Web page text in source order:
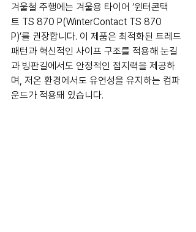
겨울철 주행에는 겨울용 타이어 ‘윈터콘택
트 TS 870 P(WinterContact TS 870
P)’를 권장합니다. 이 제품은 최적화된 트레드
패턴과 혁신적인 사이프 구조를 적용해 눈길
과 빙판길에서도 안정적인 접지력을 제공하
며, 저온 환경에서도 유연성을 유지하는 컴파
운드가 적용돼 있습니다.